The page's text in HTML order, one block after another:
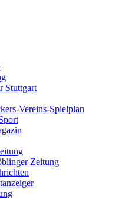
Stuttgart
Vereins-Spielplan
Zeitung